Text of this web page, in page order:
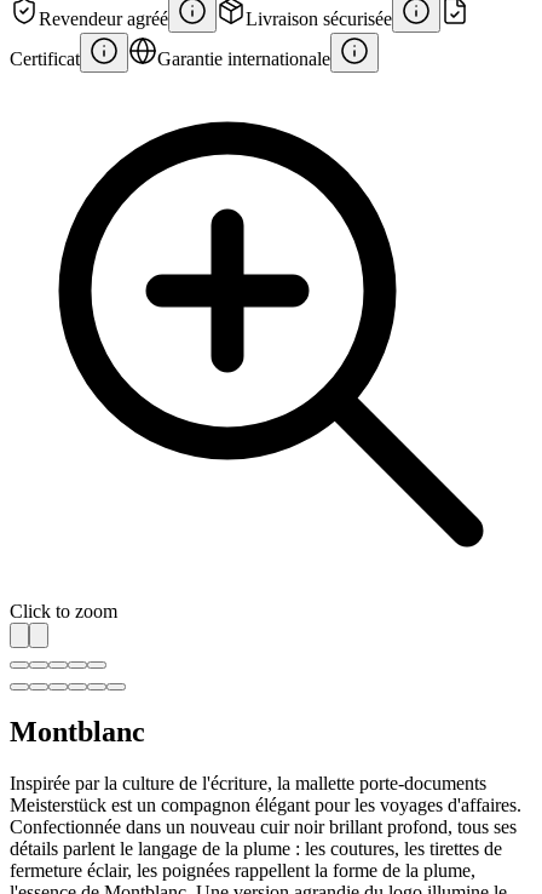
Revendeur agréé
Livraison sécurisée
Certificat
Garantie internationale
Click to zoom
Montblanc
Inspirée par la culture de l'écriture, la mallette porte-documents
Meisterstück est un compagnon élégant pour les voyages d'affaires.
Confectionnée dans un nouveau cuir noir brillant profond, tous ses
détails parlent le langage de la plume : les coutures, les tirettes de
fermeture éclair, les poignées rappellent la forme de la plume,